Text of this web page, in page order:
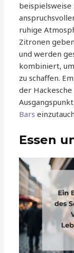
ruhige
Zitronen
und werden
kombiniert,
zu schaffen.
der
Bars
Essen